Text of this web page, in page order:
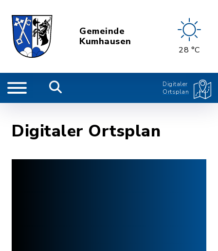
Gemeinde
Kumhausen
28 °C
Digitaler
Ortsplan
Digitaler Ortsplan